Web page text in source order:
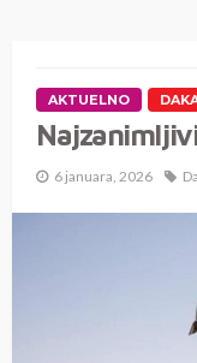
AKTUELNO
6 januara, 2026